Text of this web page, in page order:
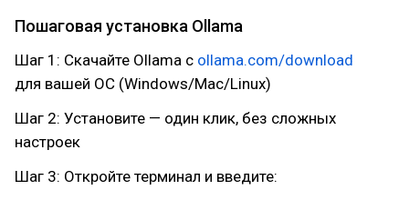
Пошаговая установка Ollama
Шаг 1: Скачайте Ollama с ollama.com/download
для вашей ОС (Windows/Mac/Linux)
Шаг 2: Установите — один клик, без сложных
настроек
Шаг 3: Откройте терминал и введите: